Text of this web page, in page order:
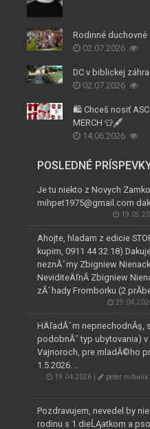
Rodinné duchovné
02.07.2026
DC v biblickej
02.07.2026
🛍️ Chceš nosiť
MERCH 👕🖋️
14.06.2026
POSLEDNÉ
Je tu niekto z Novych
mihpet1975@gmail.com
Ahojte, hladam z edicie
kupim, 0911 44 32 18)
neznĂˇmy Zbigniew
NeviditeÄľnĂ­ Zbigniew
zĂˇhady Fromborku (2
HÄľadĂˇm nepriechodnĂş,
podobnĂ˝ typ ubytovania) v
Vajnoroch, pre mladĂ©ho
1.5.2026. ..
19.04.2026 | peter mihalik |
Pozdravujem, nevedel by
rodinu s 1 dieĹĄatkom a